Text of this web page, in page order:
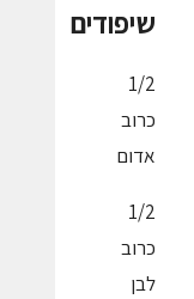
שיפודים
1/2
כרוב
אדום
1/2
כרוב
לבן